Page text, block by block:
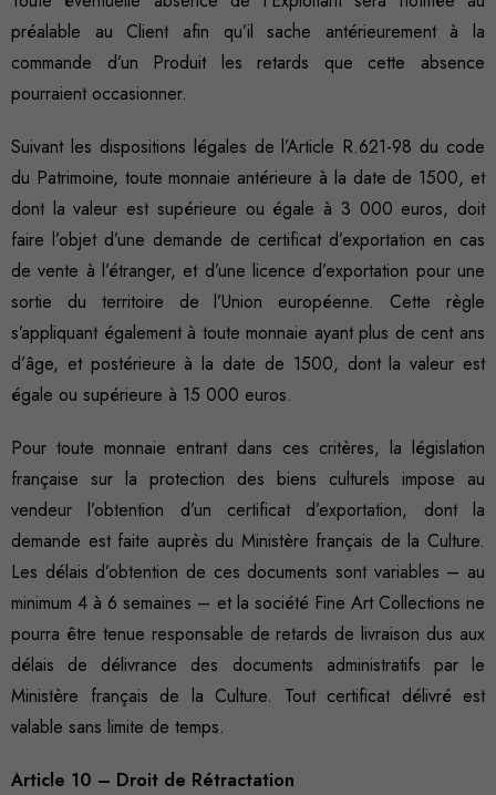
préalable au Client afin qu’il sache antérieurement à la
commande d’un Produit les retards que cette absence
pourraient occasionner.
Suivant les dispositions légales de l’Article R.621-98 du code
du Patrimoine, toute monnaie antérieure à la date de 1500, et
dont la valeur est supérieure ou égale à 3 000 euros, doit
faire l’objet d’une demande de certificat d’exportation en cas
de vente à l’étranger, et d’une licence d’exportation pour une
sortie du territoire de l’Union européenne. Cette règle
s’appliquant également à toute monnaie ayant plus de cent ans
d’âge, et postérieure à la date de 1500, dont la valeur est
égale ou supérieure à 15 000 euros.
Pour toute monnaie entrant dans ces critères, la législation
française sur la protection des biens culturels impose au
vendeur l’obtention d’un certificat d’exportation, dont la
demande est faite auprès du Ministère français de la Culture.
Les délais d’obtention de ces documents sont variables – au
minimum 4 à 6 semaines – et la société Fine Art Collections ne
pourra être tenue responsable de retards de livraison dus aux
délais de délivrance des documents administratifs par le
Ministère français de la Culture. Tout certificat délivré est
valable sans limite de temps.
Article 10 – Droit de Rétractation